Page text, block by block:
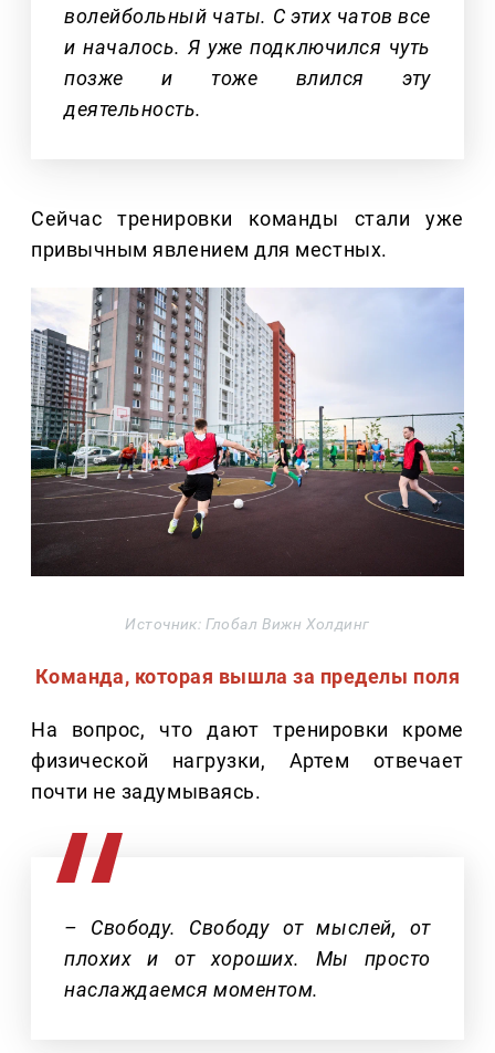
волейбольный чаты. С этих чатов все
и началось. Я уже подключился чуть
позже и тоже влился эту
деятельность.
Сейчас тренировки команды стали уже
привычным явлением для местных.
Источник: Глобал Вижн Холдинг
Команда, которая вышла за пределы поля
На вопрос, что дают тренировки кроме
физической нагрузки, Артем отвечает
почти не задумываясь.
– Свободу. Свободу от мыслей, от
плохих и от хороших. Мы просто
наслаждаемся моментом.